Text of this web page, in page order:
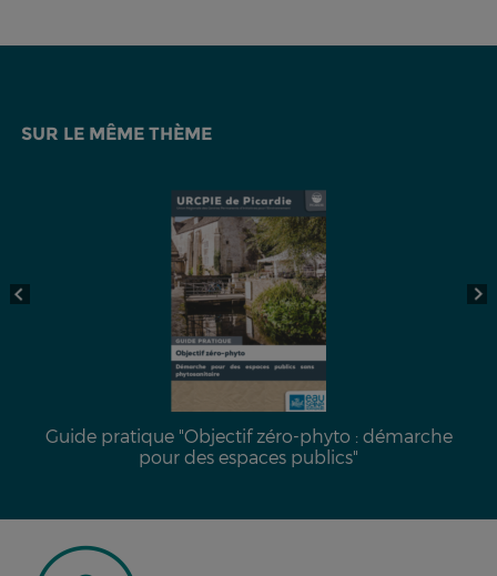
SUR LE MÊME THÈME
Guide pratique "Objectif zéro-phyto : démarche
pour des espaces publics"